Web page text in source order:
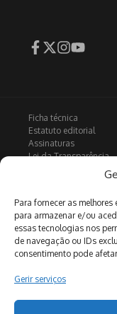
Para fornecer as
para armazenar e/ou
essas tecnologias nos
de navegação ou IDs
consentimento pode
Gerir serviços
Ficha técnica
Estatuto editorial
Assinaturas
Lei da Transparência
Política de privacidade
Arquivo